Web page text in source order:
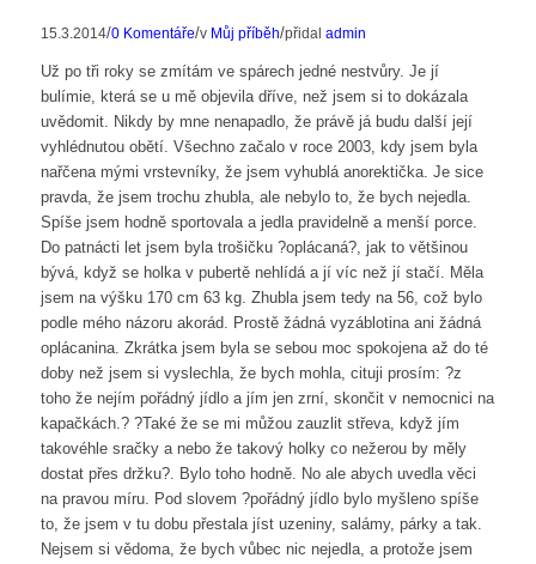
15.3.2014/0 Komentáře/v Můj příběh/přidal admin
Už po tři roky se zmítám ve spárech jedné nestvůry. Je jí
bulímie, která se u mě objevila dříve, než jsem si to dokázala
uvědomit. Nikdy by mne nenapadlo, že právě já budu další její
vyhlédnutou obětí. Všechno začalo v roce 2003, kdy jsem byla
nařčena mými vrstevníky, že jsem vyhublá anorektička. Je sice
pravda, že jsem trochu zhubla, ale nebylo to, že bych nejedla.
Spíše jsem hodně sportovala a jedla pravidelně a menší porce.
Do patnácti let jsem byla trošičku ?oplácaná?, jak to většinou
bývá, když se holka v pubertě nehlídá a jí víc než jí stačí. Měla
jsem na výšku 170 cm 63 kg. Zhubla jsem tedy na 56, což bylo
podle mého názoru akorád. Prostě žádná vyzáblotina ani žádná
oplácanina. Zkrátka jsem byla se sebou moc spokojena až do té
doby než jsem si vyslechla, že bych mohla, cituji prosím: ?z
toho že nejím pořádný jídlo a jím jen zrní, skončit v nemocnici na
kapačkách.? ?Také že se mi můžou zauzlit střeva, když jím
takovéhle sračky a nebo že takový holky co nežerou by měly
dostat přes držku?. Bylo toho hodně. No ale abych uvedla věci
na pravou míru. Pod slovem ?pořádný jídlo bylo myšleno spíše
to, že jsem v tu dobu přestala jíst uzeniny, salámy, párky a tak.
Nejsem si vědoma, že bych vůbec nic nejedla, a protože jsem